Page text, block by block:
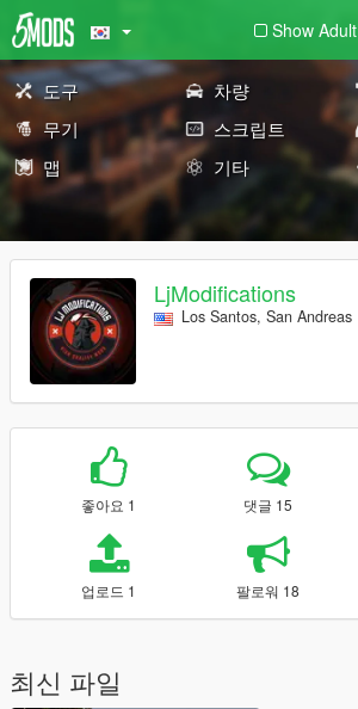
Show Adult
도구 차량
무기
스크립트
맵
기타
LjModifications
Los Santos, San Andreas
좋아요 1 댓글 15
업로드 1 팔로워 18
최신 파일